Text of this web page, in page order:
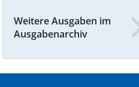
Weitere Ausgaben im
Ausgabenarchiv